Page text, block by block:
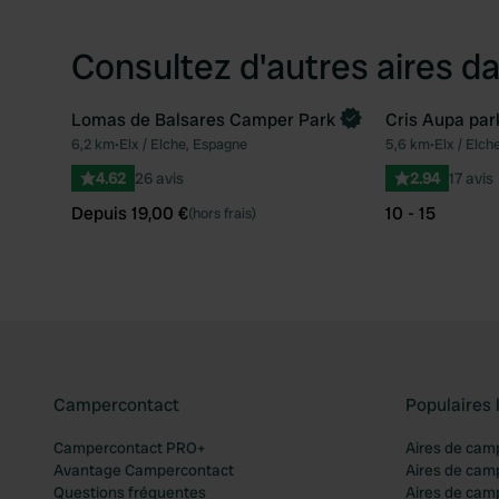
Consultez d'autres aires
Préféré
Reserve maintenant
Lomas de Balsares Camper Park
6,2 km•Elx / Elche, Espagne
4.62 26 avis
Depuis 19,00 €(hors frais)
Cris Aupa
5,6 km•Elx /
2.94 17 avis
10 - 15
Campercontact
Campercontact PRO+
Avantage Campercontact
Questions fréquentes
Populaires
Aires de
Aires de
Aires de